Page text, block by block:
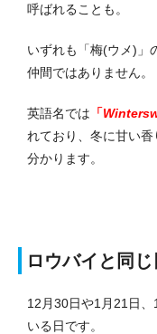
呼ばれることも。
いずれも「梅(ウメ)」
仲間ではありません。
英語名では 「
れており、冬に甘い
分かります。
ロウバイと同
12月30日や1月21日
いる日です。